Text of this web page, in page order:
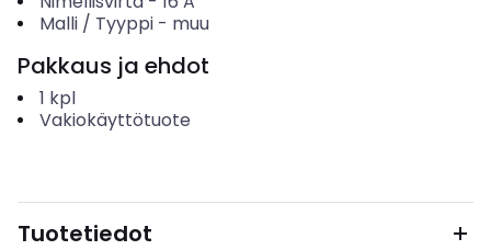
Malli / Tyyppi- muu
Pakkaus ja ehdot
1 kpl
Vakiokäyttötuote
Tuotetiedot